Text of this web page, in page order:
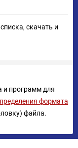
скачать и
и программ для
формата
файла.